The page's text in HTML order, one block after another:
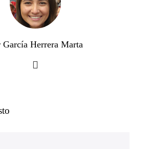
García Herrera Marta